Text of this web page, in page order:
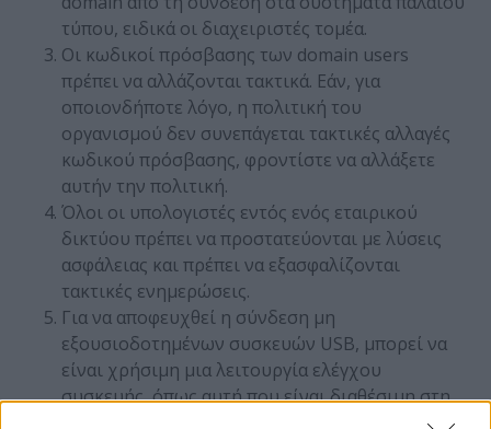
τύπου, ειδικά οι διαχειριστές τομέα.
Οι κωδικοί πρόσβασης των domain users
πρέπει να αλλάζονται τακτικά. Εάν, για
οποιονδήποτε λόγο, η πολιτική του
οργανισμού δεν συνεπάγεται τακτικές αλλαγές
κωδικού πρόσβασης, φροντίστε να αλλάξετε
αυτήν την πολιτική.
Όλοι οι υπολογιστές εντός ενός εταιρικού
δικτύου πρέπει να προστατεύονται με λύσεις
ασφάλειας και πρέπει να εξασφαλίζονται
τακτικές ενημερώσεις.
Για να αποφευχθεί η σύνδεση μη
εξουσιοδοτημένων συσκευών USB, μπορεί να
είναι χρήσιμη μια λειτουργία ελέγχου
συσκευής, όπως αυτή που είναι διαθέσιμη στη